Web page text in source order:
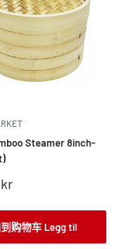
Steamer 8inch-
购物车 Legg til